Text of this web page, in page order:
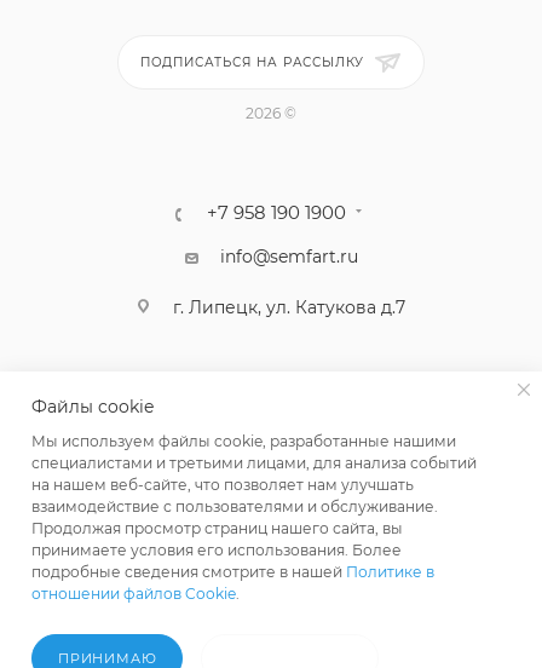
ПОДПИСАТЬСЯ НА РАССЫЛКУ
2026 ©
+7 958 190 1900
info@semfart.ru
г. Липецк, ул. Катукова д.7
ПОЛИТИКА КОНФИДЕНЦИАЛЬНОСТИ
Файлы cookie
Мы используем файлы cookie, разработанные нашими
специалистами и третьими лицами, для анализа событий
на нашем веб-сайте, что позволяет нам улучшать
взаимодействие с пользователями и обслуживание.
Продолжая просмотр страниц нашего сайта, вы
принимаете условия его использования. Более
подробные сведения смотрите в нашей Политике в
отношении файлов Cookie.
ПРИНИМАЮ